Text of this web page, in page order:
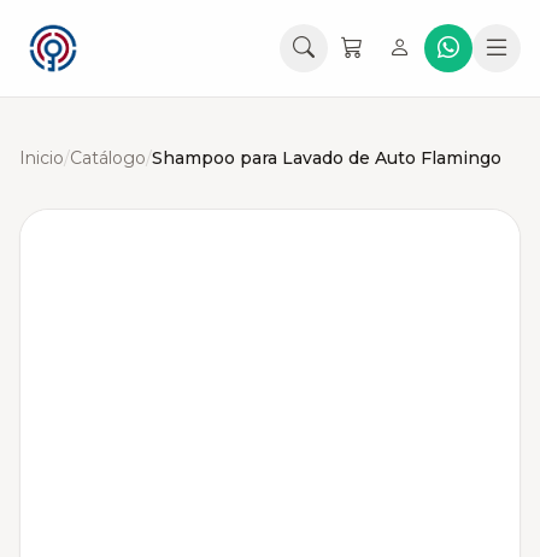
Inicio/Catálogo/Shampoo para Lavado de Auto Flamingo